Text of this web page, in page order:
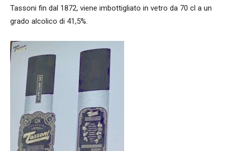
Tassoni fin dal 1872, viene imbottigliato in vetro da 70 cl a un
grado alcolico di 41,5%.